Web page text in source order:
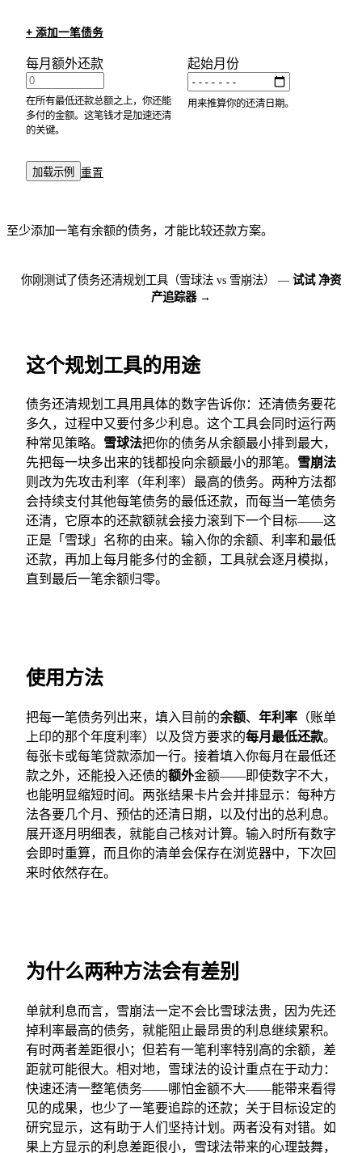
+ 添加一笔债务
每月额外还款
在所有最低还款总额之上，你还能
多付的金额。这笔钱才是加速还清
的关键。
起始月份
用来推算你的还清日期。
加载示例 重置
至少添加一笔有余额的债务，才能比较还款方案。
你刚测试了债务还清规划工具（雪球法 vs 雪崩法） — 试试 净资
产追踪器 →
这个规划工具的用途
债务还清规划工具用具体的数字告诉你：还清债务要花
多久，过程中又要付多少利息。这个工具会同时运行两
种常见策略。 雪球法把你的债务从余额最小排到最大，
先把每一块多出来的钱都投向余额最小的那笔。 雪崩法
则改为先攻击利率（年利率）最高的债务。两种方法都
会持续支付其他每笔债务的最低还款，而每当一笔债务
还清，它原本的还款额就会接力滚到下一个目标——这
正是「雪球」名称的由来。输入你的余额、利率和最低
还款，再加上每月能多付的金额，工具就会逐月模拟，
直到最后一笔余额归零。
使用方法
把每一笔债务列出来，填入目前的余额、 年利率 （账单
上印的那个年度利率）以及贷方要求的每月最低还款。
每张卡或每笔贷款添加一行。接着填入你每月在最低还
款之外，还能投入还债的额外金额——即使数字不大，
也能明显缩短时间。两张结果卡片会并排显示：每种方
法各要几个月、预估的还清日期，以及付出的总利息。
展开逐月明细表，就能自己核对计算。输入时所有数字
会即时重算，而且你的清单会保存在浏览器中，下次回
来时依然存在。
为什么两种方法会有差别
单就利息而言，雪崩法一定不会比雪球法贵，因为先还
掉利率最高的债务，就能阻止最昂贵的利息继续累积。
有时两者差距很小；但若有一笔利率特别高的余额，差
距就可能很大。相对地，雪球法的设计重点在于动力：
快速还清一整笔债务——哪怕金额不大——能带来看得
见的成果，也少了一笔要追踪的还款；关于目标设定的
研究显示，这有助于人们坚持计划。两者没有对错。如
果上方显示的利息差距很小，雪球法带来的心理鼓舞，